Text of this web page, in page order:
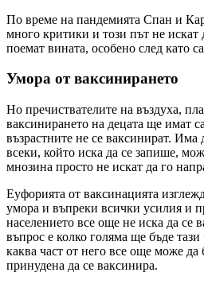
По време на пандемията Спан и
много критики и този път не искат
поемат вината, особено след като
Умора от ваксинирането
Но пречиствателите на въздуха,
ваксинирането на децата ще имат
възрастните не се ваксинират. Има
всеки, който иска да се запише,
мнозина просто не искат да го
Еуфорията от ваксинацията
умора и въпреки всички усилия и
населението все още не иска да се
въпрос е колко голяма ще бъде
каква част от него все още може да
принудена да се ваксинира.